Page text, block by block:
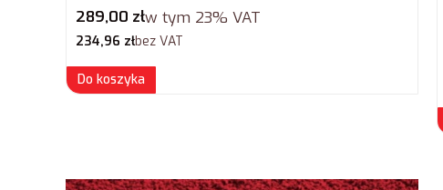
Cena brutto
289,00 złw tym 23% VAT
Cena netto
234,96 złbez VAT
Do koszyka